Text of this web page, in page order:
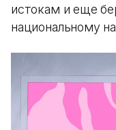
истокам и еще
национальному